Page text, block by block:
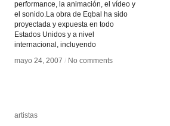
performance, la animación, el vídeo y
el sonido.La obra de Eqbal ha sido
proyectada y expuesta en todo
Estados Unidos y a nivel
internacional, incluyendo
mayo 24, 2007 / No comments
mayo 24, 2007 / No comments
artistas
artistas